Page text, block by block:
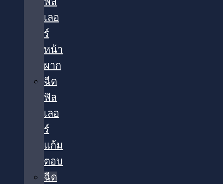
เลอ
ร์
หน้า
ผาก
ฉีด
ฟิล
เลอ
ร์
แก้ม
ตอบ
ฉีด